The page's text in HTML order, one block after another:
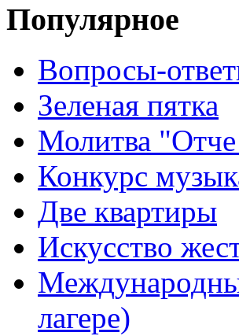
Популярное
Вопросы-
Зеленая пятка
Молитва
Конкурс
Две квартиры
Искусство
лагере)